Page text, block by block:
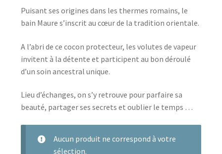
Puisant ses origines dans les thermes romains, le
bain Maure s’inscrit au cœur de la tradition orientale.
A l’abri de ce cocon protecteur, les volutes de vapeur
invitent à la détente et participent au bon déroulé
d’un soin ancestral unique.
Lieu d’échanges, on s’y retrouve pour parfaire sa
beauté, partager ses secrets et oublier le temps …
Aucun produit ne correspond à votre
sélection.